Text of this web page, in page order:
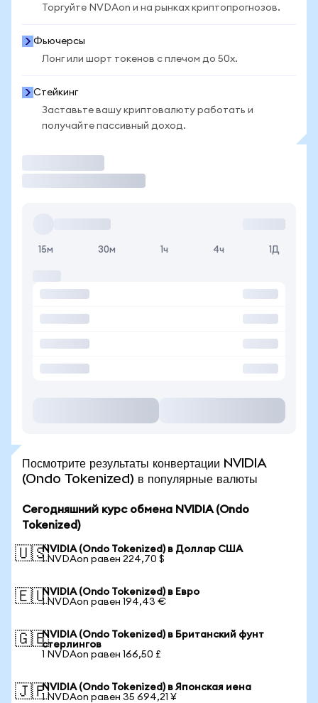
Торгуйте NVDAon и на рынках криптопрогнозов.
Фьючерсы
Лонг или шорт токенов с плечом до 50x.
Стейкинг
Заставьте вашу криптовалюту работать и
получайте пассивный доход.
15м 30м 1ч 4ч 1Д
Посмотрите результаты конвертации NVIDIA
(Ondo Tokenized) в популярные валюты
Сегодняшний курс обмена NVIDIA (Ondo
Tokenized)
🇺🇸NVIDIA (Ondo Tokenized) в Доллар США
1 NVDAon равен 224,70 $
🇪🇺NVIDIA (Ondo Tokenized) в Евро
1 NVDAon равен 194,43 €
🇬🇧NVIDIA (Ondo Tokenized) в Британский фунт
стерлингов
1 NVDAon равен 166,50 £
🇯🇵NVIDIA (Ondo Tokenized) в Японская иена
1 NVDAon равен 35 694,21 ¥